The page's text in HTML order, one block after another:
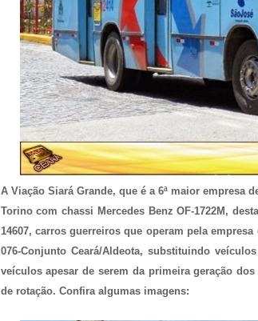
A Viação Siará Grande, que é a 6ª maior empresa
Torino com chassi Mercedes Benz OF-1722M,
14607, carros guerreiros que operam pela
076-Conjunto Ceará/Aldeota, substituindo
veículos apesar de serem da primeira geração
de rotação. Confira algumas imagens: